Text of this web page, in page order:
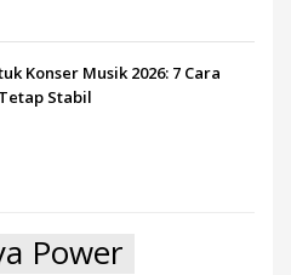
Konser Musik 2026: 7 Cara
Stabil
Power